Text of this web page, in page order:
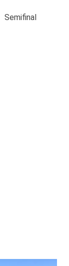
Semifinal